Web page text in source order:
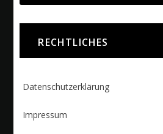
RECHTLICHES
Datenschutzerklärung
Impressum